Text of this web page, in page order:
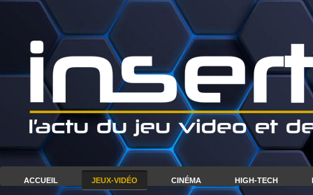
ACCUEIL JEUX-VIDÉO CINÉMA HIGH-TECH